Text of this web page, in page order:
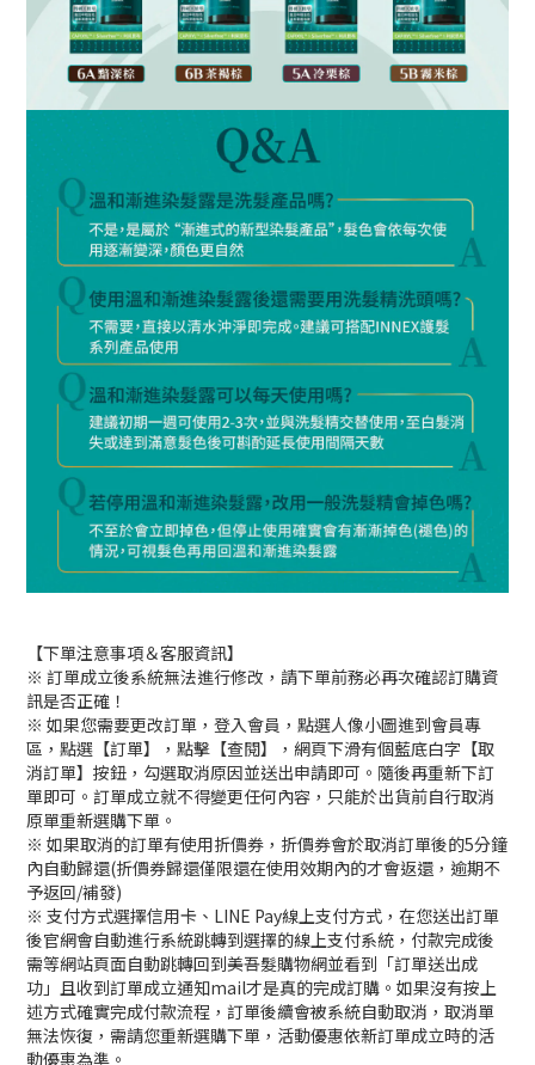
【下單注意事項＆客服資訊】
※ 訂單成立後系統無法進行修改，請下單前務必再次確認訂購資
訊是否正確！
※ 如果您需要更改訂單，登入會員，點選人像小圖進到會員專
區，點選【訂單】，點擊【查閱】，網頁下滑有個藍底白字【取
消訂單】按鈕，勾選取消原因並送出申請即可。隨後再重新下訂
單即可。訂單成立就不得變更任何內容，只能於出貨前自行取消
原單重新選購下單。
※ 如果取消的訂單有使用折價券，折價券會於取消訂單後的5分鐘
內自動歸還(折價券歸還僅限還在使用效期內的才會返還，逾期不
予返回/補發)
※ 支付方式選擇信用卡、LINE Pay線上支付方式，在您送出訂單
後官網會自動進行系統跳轉到選擇的線上支付系統，付款完成後
需等網站頁面自動跳轉回到美吾髮購物網並看到「訂單送出成
功」且收到訂單成立通知mail才是真的完成訂購。如果沒有按上
述方式確實完成付款流程，訂單後續會被系統自動取消，取消單
無法恢復，需請您重新選購下單，活動優惠依新訂單成立時的活
動優惠為準。